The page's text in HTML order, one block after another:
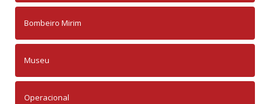
Bombeiro Mirim
Museu
Operacional